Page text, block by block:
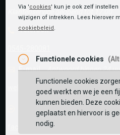
Klantenservice geopend tot 17:00
Telefoon
E-mail Antwoord binnen 24
webshop@schuurman-schoenen.nl
Facebook chat
facebook.com/
Via 'cookies' kun je ook zelf
wijzigen of intrekken. Lees hierover
cookiebeleid.
Functionele cookies
Functionele cookies
goed werkt en we je een
kunnen bieden. Deze
geplaatst en hiervoor is
nodig.